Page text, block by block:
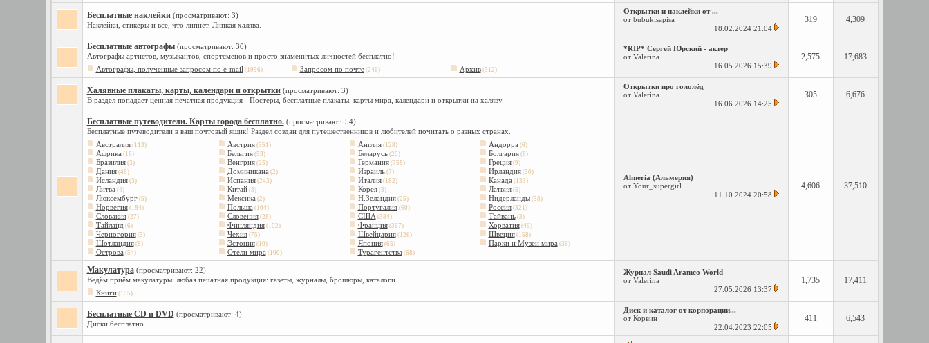
Бесплатные наклейки (просматривают: 3)
Наклейки, стикеры и всё, что липнет. Липкая халява.
Открытки и наклейки от ...
от bubukisapisa
18.02.2024 21:04
319 4,309
Бесплатные автографы (просматривают: 30)
Автографы артистов, музыкантов, спортсменов и просто знаменитых личностей бесплатно!
Автографы, полученные запросом по e-mail(1996) Запросом по почте(246) Архив(312)
*RIP* Сергей Юрский - актер
от Valerina
16.05.2026 15:39
2,575 17,683
Халявные плакаты, карты, календари и открытки (просматривают: 3)
В раздел попадает ценная печатная продукция - Постеры, бесплатные плакаты, карты мира, календари и открытки на халяву.
Открытки про гололёд
от Valerina
16.06.2026 14:25
305 6,676
Бесплатные путеводители. Карты города бесплатно. (просматривают: 54)
Бесплатные путеводители в ваш почтовый ящик! Раздел создан для путешественников и любителей почитать о разных странах.
Австралия(113) Австрия(351) Англия(128) Андорра(6)
Африка(16) Бельгия(53) Беларусь(20) Болгария(6)
Бразилия(3) Венгрия(25) Германия(758) Греция(9)
Дания(48) Доминикана(2) Израиль(7) Ирландия(30)
Исландия(3) Испания(243) Италия(182) Канада(133)
Литва(4) Китай(3) Корея(3) Латвия(5)
Люксембург(5) Мексика(2) Н.Зеландия(25) Нидерланды(38)
Норвегия(184) Польша(104) Португалия(60) Россия(321)
Словакия(27) Словения(28) США(384) Тайвань(3)
Тайланд (6) Финляндия(102) Франция(367) Хорватия(49)
Черногория(5) Чехия(75) Швейцария(126) Швеция(158)
Шотландия(8) Эстония(10) Япония(65) Парки и Музеи мира(36)
Острова(54) Отели мира(100) Турагентства(68)
Almeria (Альмерия)
от Your_supergirl
11.10.2024 20:58
4,606 37,510
Макулатура (просматривают: 22)
Ведём приём макулатуры: любая печатная продукция: газеты, журналы, брошюры, каталоги
Книги(105)
Журнал Saudi Aramco World
от Valerina
27.05.2026 13:37
1,735 17,411
Бесплатные CD и DVD (просматривают: 4)
Диски бесплатно
Диск и каталог от корпорации...
от Корвин
22.04.2023 22:05
411 6,543